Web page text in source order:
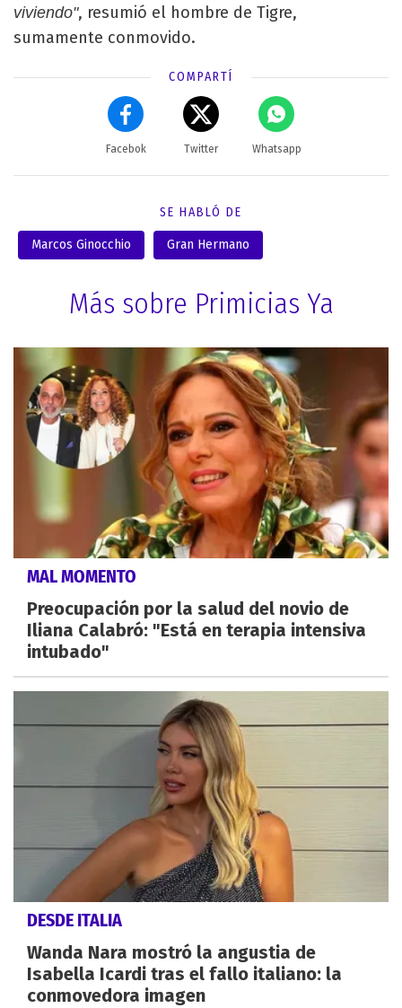
viviendo", resumió el hombre de Tigre,
sumamente conmovido.
COMPARTÍ
Facebok Twitter Whatsapp
SE HABLÓ DE
Marcos Ginocchio Gran Hermano
Más sobre Primicias Ya
MAL MOMENTO
Preocupación por la salud del novio de
Iliana Calabró: "Está en terapia intensiva
intubado"
DESDE ITALIA
Wanda Nara mostró la angustia de
Isabella Icardi tras el fallo italiano: la
conmovedora imagen